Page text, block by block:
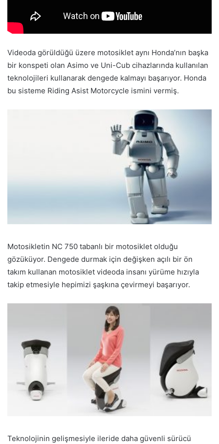
Videoda görüldüğü üzere motosiklet aynı Honda’nın başka
bir konspeti olan Asimo ve Uni-Cub cihazlarında kullanılan
teknolojileri kullanarak dengede kalmayı başarıyor. Honda
bu sisteme Riding Asist Motorcycle ismini vermiş.
Motosikletin NC 750 tabanlı bir motosiklet olduğu
gözüküyor. Dengede durmak için değişken açılı bir ön
takım kullanan motosiklet videoda insanı yürüme hızıyla
takip etmesiyle hepimizi şaşkına çevirmeyi başarıyor.
Teknolojinin gelişmesiyle ileride daha güvenli sürücü